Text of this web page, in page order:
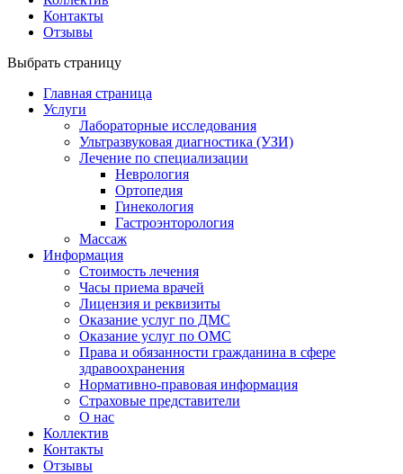
Контакты
Отзывы
Выбрать страницу
Главная страница
Услуги
Лабораторные исследования
Ультразвуковая диагностика (УЗИ)
Лечение по специализации
Неврология
Ортопедия
Гинекология
Гастроэнторология
Массаж
Информация
Стоимость лечения
Часы приема врачей
Лицензия и реквизиты
Оказание услуг по ДМС
Оказание услуг по ОМС
Права и обязанности гражданина в сфере
здравоохранения
Нормативно-правовая информация
Страховые представители
О нас
Коллектив
Контакты
Отзывы